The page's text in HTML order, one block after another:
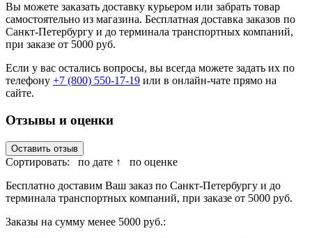
Вы можете заказать доставку курьером или забрать товар
самостоятельно из магазина. Бесплатная доставка заказов по
Санкт-Петербургу и до терминала транспортных компаний,
при заказе от 5000 руб.
Если у вас остались вопросы, вы всегда можете задать их по
телефону +7 (800) 550-17-19 или в онлайн-чате прямо на
сайте.
Отзывы и оценки
Оставить отзыв
Сортировать: по дате ↑
по оценке
Бесплатно доставим Ваш заказ по Санкт-Петербургу и до
терминала транспортных компаний, при заказе от 5000 руб.
Заказы на сумму менее 5000 руб.: